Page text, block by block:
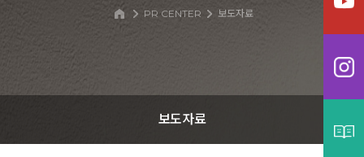
PR CENTER 보도자료
보도자료